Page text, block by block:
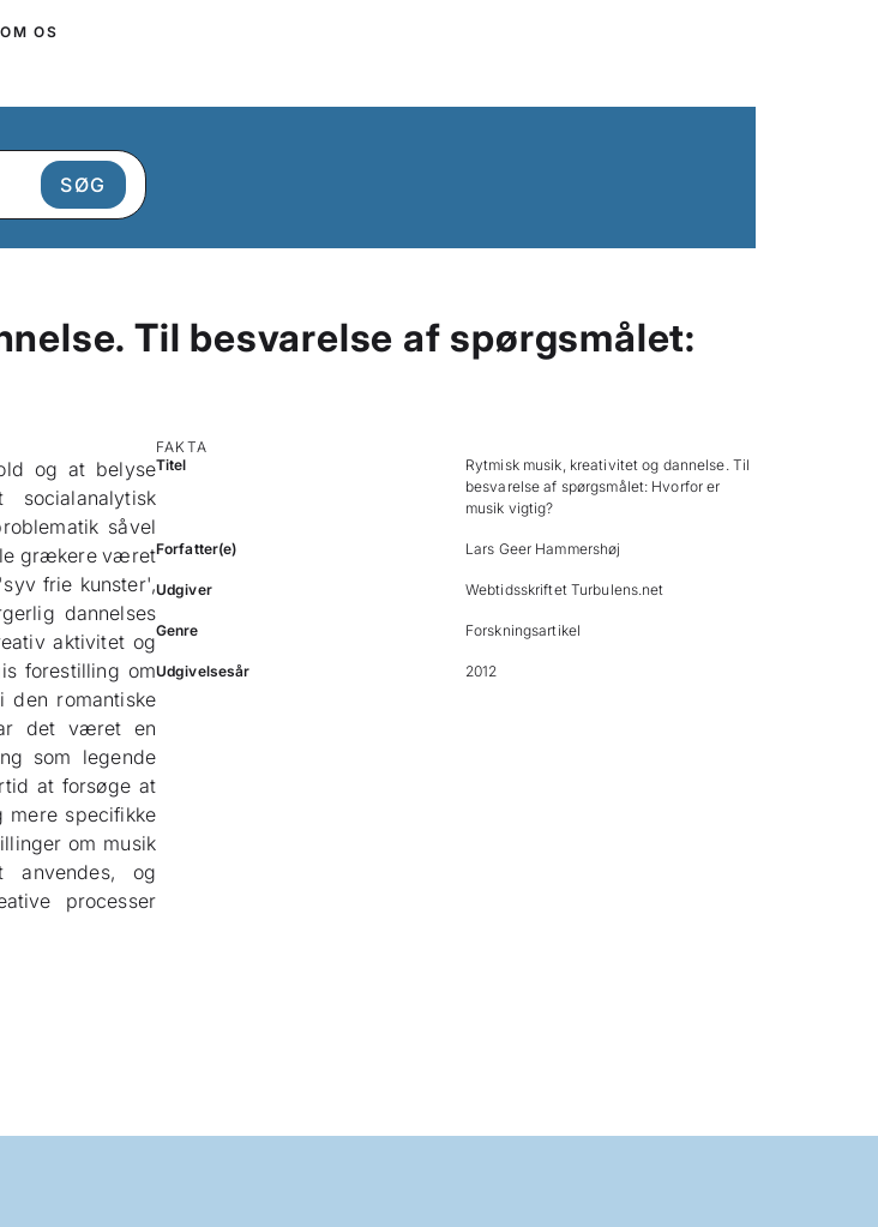
OM OS
Til besvarelse af spørgsmålet:
og at belyse
såvel
grækere været
frie kunster',
dannelses
aktivitet og
forestilling om
den romantiske
det været en
som legende
at forsøge at
mere specifikke
om musik
anvendes, og
processer
FAKTA
Titel
Rytmisk musik, kreativitet og dannelse. Til
besvarelse af spørgsmålet: Hvorfor er
musik vigtig?
Forfatter(e) Lars Geer Hammershøj
Udgiver Webtidsskriftet Turbulens.net
Genre Forskningsartikel
Udgivelsesår 2012